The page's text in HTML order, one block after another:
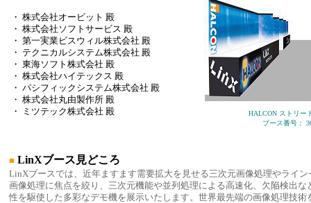
・ 株式会社オービット 殿
・ 株式会社ソフトサービス 殿
・ 第一実業ビスウィル株式会社 殿
・ テクニカルシステム株式会社 殿
・ 東海ソフト株式会社 殿
・ 株式会社ハイテックス 殿
・ パシフィックシステム株式会社 殿
・ 株式会社丸由製作所 殿
・ ミツテック株式会社 殿
HALCON ストリ
ブース番号
■ LinXブース見どころ
LinXブースでは、近年ますます需要拡大を見せる三次元画像処理やライ
画像処理に焦点を絞り、三次元機能や並列処理による高速化、欠陥検出な
性を駆使した多彩なデモ機を展示いたします。世界最先端の画像処理技術